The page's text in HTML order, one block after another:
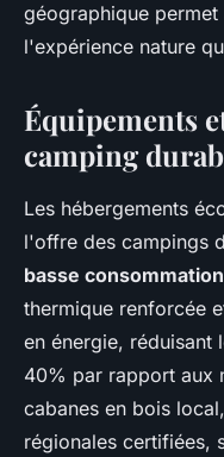
géographique
l'expérience nature
Équipements
camping
Les hébergements
l'offre des campings
basse consommation
thermique renforcée
en énergie, réduisant
40% par rapport aux
cabanes en bois
régionales certifiées,